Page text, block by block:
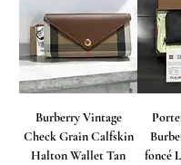
Burberry Vintage
Check Grain Calfskin
Halton Wallet Tan
foncé